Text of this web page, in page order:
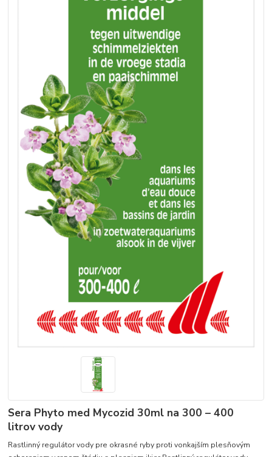
Sera Phyto med Mycozid 30ml na 300 – 400
litrov vody
Rastlinný regulátor vody pre okrasné ryby proti vonkajším plesňovým